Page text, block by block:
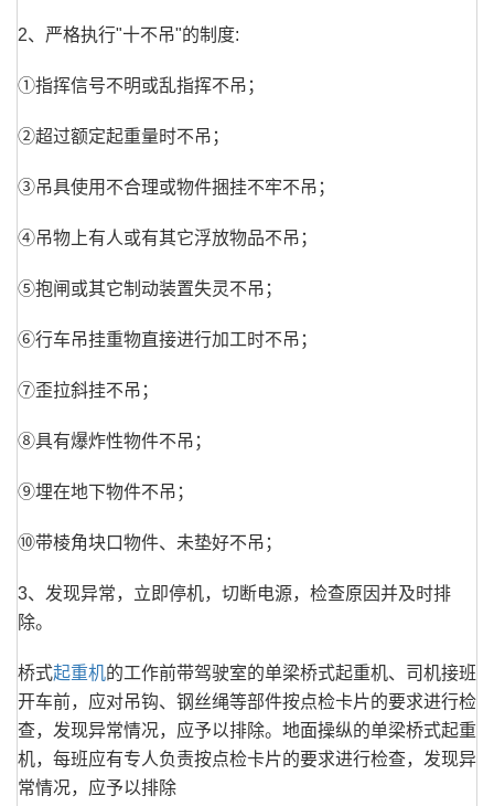
2、严格执行"十不吊"的制度:
①指挥信号不明或乱指挥不吊；
②超过额定起重量时不吊；
③吊具使用不合理或物件捆挂不牢不吊；
④吊物上有人或有其它浮放物品不吊；
⑤抱闸或其它制动装置失灵不吊；
⑥行车吊挂重物直接进行加工时不吊；
⑦歪拉斜挂不吊；
⑧具有爆炸性物件不吊；
⑨埋在地下物件不吊；
⑩带棱角块口物件、未垫好不吊；
3、发现异常，立即停机，切断电源，检查原因并及时排
除。
桥式起重机的工作前带驾驶室的单梁桥式起重机、司机接班
开车前，应对吊钩、钢丝绳等部件按点检卡片的要求进行检
查，发现异常情况，应予以排除。地面操纵的单梁桥式起重
机，每班应有专人负责按点检卡片的要求进行检查，发现异
常情况，应予以排除